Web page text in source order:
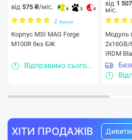
від 575 ₴/міс. 4 3 4
2 Відгуки
Корпус MSI MAG Forge
M100R без БЖ
Відправимо сьогодні
від 1
міс.
Модуль
2x16GB/
IRDM
ХІТИ ПРОДАЖІВ